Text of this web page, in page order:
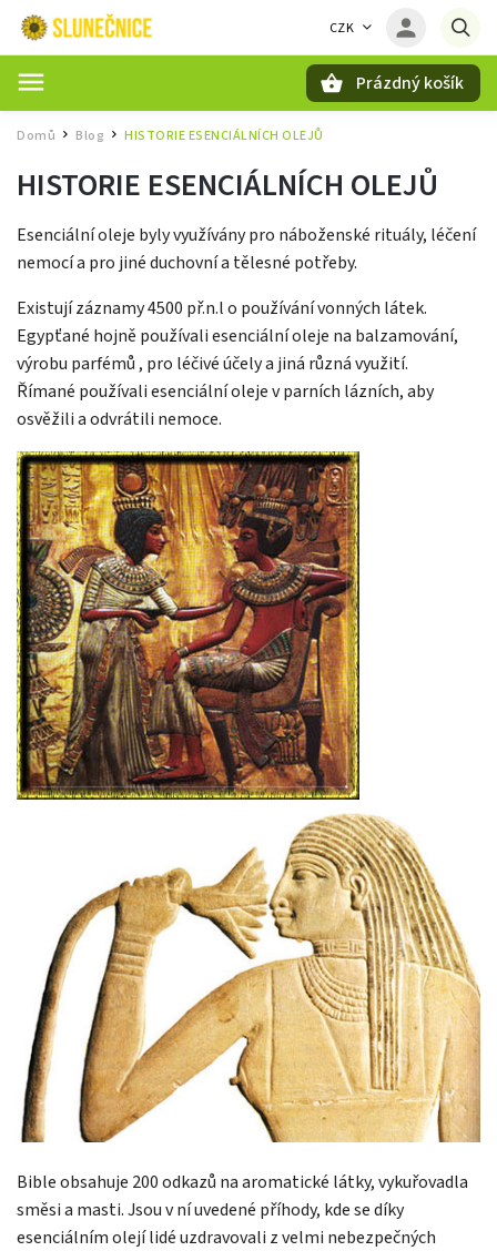
CZK
Prázdný košík
Domů / Blog / HISTORIE ESENCIÁLNÍCH OLEJŮ
HISTORIE ESENCIÁLNÍCH OLEJŮ
Esenciální oleje byly využívány pro náboženské rituály, léčení
nemocí a pro jiné duchovní a tělesné potřeby.
Existují záznamy 4500 př.n.l o používání vonných látek.
Egypťané hojně používali esenciální oleje na balzamování,
výrobu parfémů , pro léčivé účely a jiná různá využití.
Římané používali esenciální oleje v parních lázních, aby
osvěžili a odvrátili nemoce.
Bible obsahuje 200 odkazů na aromatické látky, vykuřovadla
směsi a masti. Jsou v ní uvedené příhody, kde se díky
esenciálním olejí lidé uzdravovali z velmi nebezpečných